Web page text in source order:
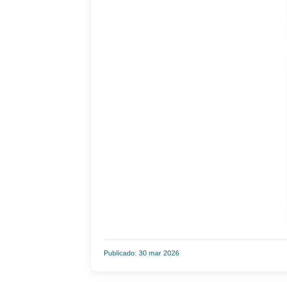
Publicado: 30 mar 2026